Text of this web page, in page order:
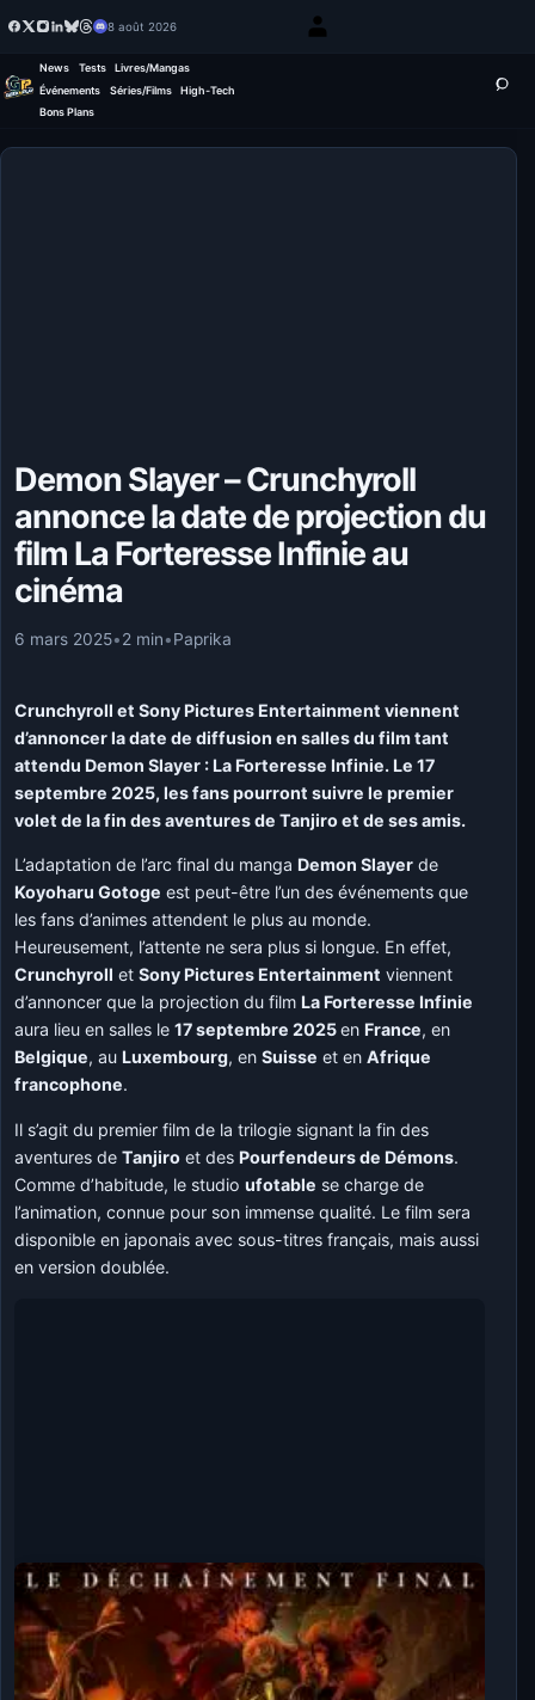
8 août 2026
News Tests
Livres/Mangas
Événements
Séries/Films
High-Tech
Bons Plans
Demon Slayer – Crunchyroll
annonce la date de projection du
film La Forteresse Infinie au
cinéma
6 mars 2025•2 min•Paprika
Crunchyroll et Sony Pictures Entertainment viennent
d’annoncer la date de diffusion en salles du film tant
attendu Demon Slayer : La Forteresse Infinie. Le 17
septembre 2025, les fans pourront suivre le premier
volet de la fin des aventures de Tanjiro et de ses amis.
L’adaptation de l’arc final du manga Demon Slayer de
Koyoharu Gotoge est peut-être l’un des événements que
les fans d’animes attendent le plus au monde.
Heureusement, l’attente ne sera plus si longue. En effet,
Crunchyroll etSony Pictures Entertainment viennent
d’annoncer que la projection du film La Forteresse Infinie
aura lieu en salles le17 septembre 2025en France, en
Belgique, au Luxembourg, enSuisse et enAfrique
francophone.
Il s’agit du premier film de la trilogie signant la fin des
aventures deTanjiro et des Pourfendeurs de Démons.
Comme d’habitude, le studioufotable se charge de
l’animation, connue pour son immense qualité. Le film sera
disponible en japonais avec sous-titres français, mais aussi
en version doublée.